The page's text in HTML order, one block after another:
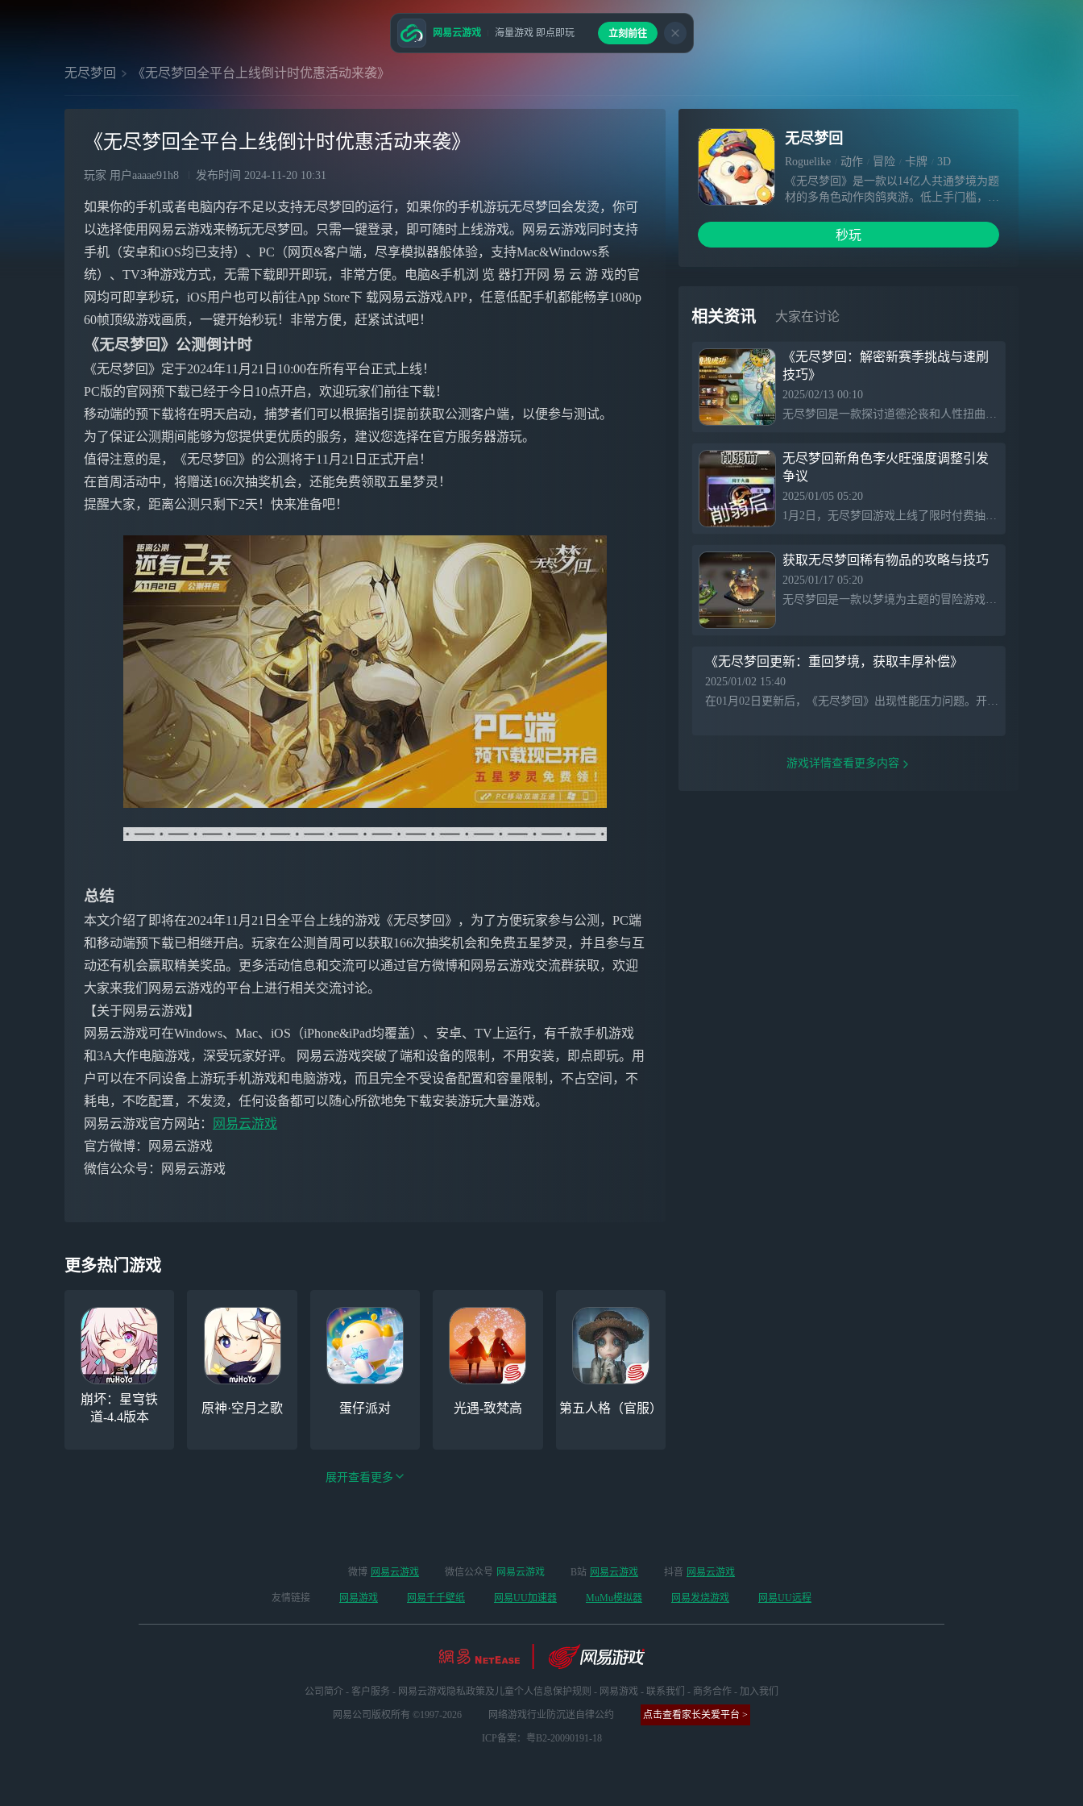
无尽梦回 《无尽梦回全平台上线倒计时优惠活动来袭》
《无尽梦回全平台上线倒计时优惠活动来袭》
玩家 用户aaaae91h8 发布时间 2024-11-20 10:31
如果你的手机或者电脑内存不足以支持无尽梦回的运行，如果你的手机游玩无尽梦回会发烫，你可
以选择使用网易云游戏来畅玩无尽梦回。只需一键登录，即可随时上线游戏。网易云游戏同时支持
手机（安卓和iOS均已支持）、PC（网页&客户端，尽享模拟器般体验，支持Mac&Windows系
统）、TV3种游戏方式，无需下载即开即玩，非常方便。电脑&手机浏 览 器打开网 易 云 游 戏的官
网均可即享秒玩，iOS用户也可以前往App Store下 载网易云游戏APP，任意低配手机都能畅享1080p
60帧顶级游戏画质，一键开始秒玩！非常方便，赶紧试试吧！
《无尽梦回》公测倒计时
《无尽梦回》定于2024年11月21日10:00在所有平台正式上线！
PC版的官网预下载已经于今日10点开启，欢迎玩家们前往下载！
移动端的预下载将在明天启动，捕梦者们可以根据指引提前获取公测客户端，以便参与测试。
为了保证公测期间能够为您提供更优质的服务，建议您选择在官方服务器游玩。
值得注意的是，《无尽梦回》的公测将于11月21日正式开启！
在首周活动中，将赠送166次抽奖机会，还能免费领取五星梦灵！
提醒大家，距离公测只剩下2天！快来准备吧！
总结
本文介绍了即将在2024年11月21日全平台上线的游戏《无尽梦回》，为了方便玩家参与公测，PC端
和移动端预下载已相继开启。玩家在公测首周可以获取166次抽奖机会和免费五星梦灵，并且参与互
动还有机会赢取精美奖品。更多活动信息和交流可以通过官方微博和网易云游戏交流群获取，欢迎
大家来我们网易云游戏的平台上进行相关交流讨论。
【关于网易云游戏】
网易云游戏可在Windows、Mac、iOS（iPhone&iPad均覆盖）、安卓、TV上运行，有千款手机游戏
和3A大作电脑游戏，深受玩家好评。 网易云游戏突破了端和设备的限制，不用安装，即点即玩。用
户可以在不同设备上游玩手机游戏和电脑游戏，而且完全不受设备配置和容量限制，不占空间，不
耗电，不吃配置，不发烫，任何设备都可以随心所欲地免下载安装游玩大量游戏。
网易云游戏官方网站：
网易云游戏
官方微博：网易云游戏
微信公众号：网易云游戏
无尽梦回
Roguelike 动作 冒险 卡牌
3D
《无尽梦回》是一款以14亿人共通梦境为题
材的多角色动作肉鸽爽游。低上手门槛，华
者」，进入无秩序的梦乡大陆与梦灵签订契
约，开启奇异冒险！游戏致力于打造纯正动
实时PVP、限时生存、无限爬塔等多种肉鸽
玩法挑战，拒绝重复体验！击碎！入梦是个
尽可能多地挑战梦境房间！单局15+关卡房
间，通过不断叠加局内掉落回响，强化角色
技能流派。满屏狂飙钻石子弹，全场发射炫
光射线，或召唤替身全军出击，击碎梦境的
方式有千百种，从战斗菜鸡到一键满屏暴
海量搭配自由组合，技能无限重构6大流
派，40+梦灵角色，400多种回响，均可在
射线、环绕等，以角色为核心的多流派独特
战斗机制，搭配上百种回响选择，每个角色
卡也能无缝装配SSR技能回响！每次进入关
卡都是全新的自由构筑体验！随机！肉鸽关
卡拒绝重复，随机事件层出不穷策划没日没
夜肝出海量关卡地图，纸醉金迷的暴富梦
或召唤战船扫除障碍，又或是突变像素开启
街机小游戏！每一次路线选择，还将解锁不
同的奇遇事件。重复？不存在的。入梦！14
不断吸收心念后化成人形，成为梦灵，在人
秒玩
相关资讯 大家在讨论
《无尽梦回：解密新赛季挑战与速刷
技巧》
2025/02/13 00:10
无尽梦回是一款探讨道德沦丧和人性扭曲的游戏。游戏中，玩家可以感受到不同赛季的难度变化，如当前普通怪物的血量未调整。这款游戏让玩家在快速刷怪的过程中，思考更深层次的人性问题。
无尽梦回新角色李火旺强度调整引发
争议
2025/01/05 05:20
1月2日，无尽梦回游戏上线了限时付费抽取的新角色“李火旺”，其强度值极高，诱导玩家大量消费抽取代币。然而在角色上线48小时后，官方发布公告称其强度数据异常并进行了修改，导致玩家对付费角色强度产生误解，可能涉嫌欺诈，玩家应要求退还所有消耗的付费道具。
获取无尽梦回稀有物品的攻略与技巧
2025/01/17 05:20
无尽梦回是一款以梦境为主题的冒险游戏，玩家需要通过解谜和探索来揭开梦剧和恶的秘密。游戏中有多种资源收集和任务，玩家可以通过刷图获取必要的道具和信息。寻找相关线索是游戏的重要环节，欢迎分享经验以帮助其他玩家。
《无尽梦回更新：重回梦境，获取丰厚补偿》
2025/01/02 15:40
在01月02日更新后，《无尽梦回》出现性能压力问题。开发团队已确定修复方案，但为确保排行榜的公平性，将于01月04日解锁新层数时进行修复。对此带来的不便，开发者表示歉意，并为捕梦者提供梦晶300、心素宝券5和阳寿丹1000的补偿，补偿有效期至2025年1月16日。
游戏详情查看更多内容
更多热门游戏
崩坏：星穹铁
道-4.4版本
原神·空月之歌 蛋仔派对 光遇-致梵高 第五人格（官服）
逆水寒手游（全新
版本开启 ）
云手机 阴阳师
展开查看更多
网易云游戏 海量游戏 即点即玩 立刻前往
微博 网易云游戏 微信公众号 网易云游戏 B站 网易云游戏 抖音 网易云游戏
友情链接 网易游戏 网易千千壁纸 网易UU加速器 MuMu模拟器 网易发烧游戏 网易UU远程
公司简介 - 客户服务 - 网易云游戏隐私政策及儿童个人信息保护规则 - 网易游戏 - 联系我们 - 商务合作 - 加入我们
网易公司版权所有 ©1997-2026 网络游戏行业防沉迷自律公约 点击查看家长关爱平台 >
ICP备案：粤B2-20090191-18